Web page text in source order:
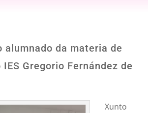
alumnado da materia de
Gregorio Fernández de
Xunto